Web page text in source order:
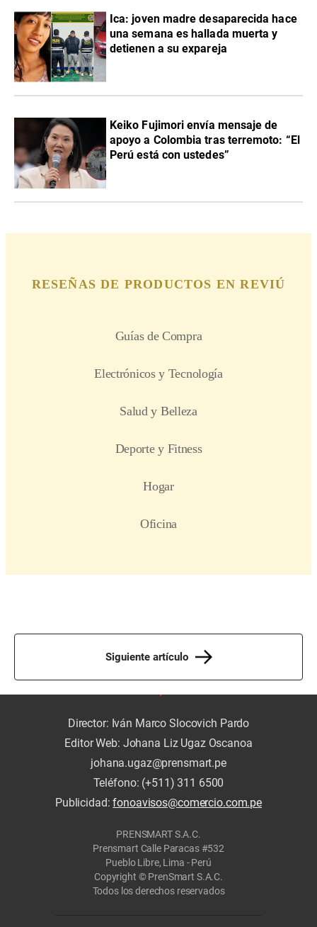
Ica: joven madre desaparecida hace
una semana es hallada muerta y
detienen a su expareja
Keiko Fujimori envía mensaje de
apoyo a Colombia tras terremoto: “El
Perú está con ustedes”
Siguiente artículo
Director: Iván Marco Slocovich Pardo
Editor Web: Johana Liz Ugaz Oscanoa
johana.ugaz@prensmart.pe
Teléfono: (+511) 311 6500
Publicidad:fonoavisos@comercio.com.pe
PRENSMART S.A.C.
Prensmart Calle Paracas #532
Pueblo Libre, Lima - Perú
Copyright © PrenSmart S.A.C.
Todos los derechos reservados